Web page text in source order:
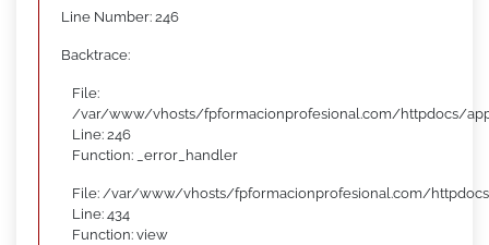
Line Number: 246
Backtrace:
File:
/var/www/vhosts/fpformacionprofesional.com/httpdocs/
Line: 246
Function: _error_handler
File: /var/www/vhosts/fpformacionprofesional.com/
Line: 434
Function: view